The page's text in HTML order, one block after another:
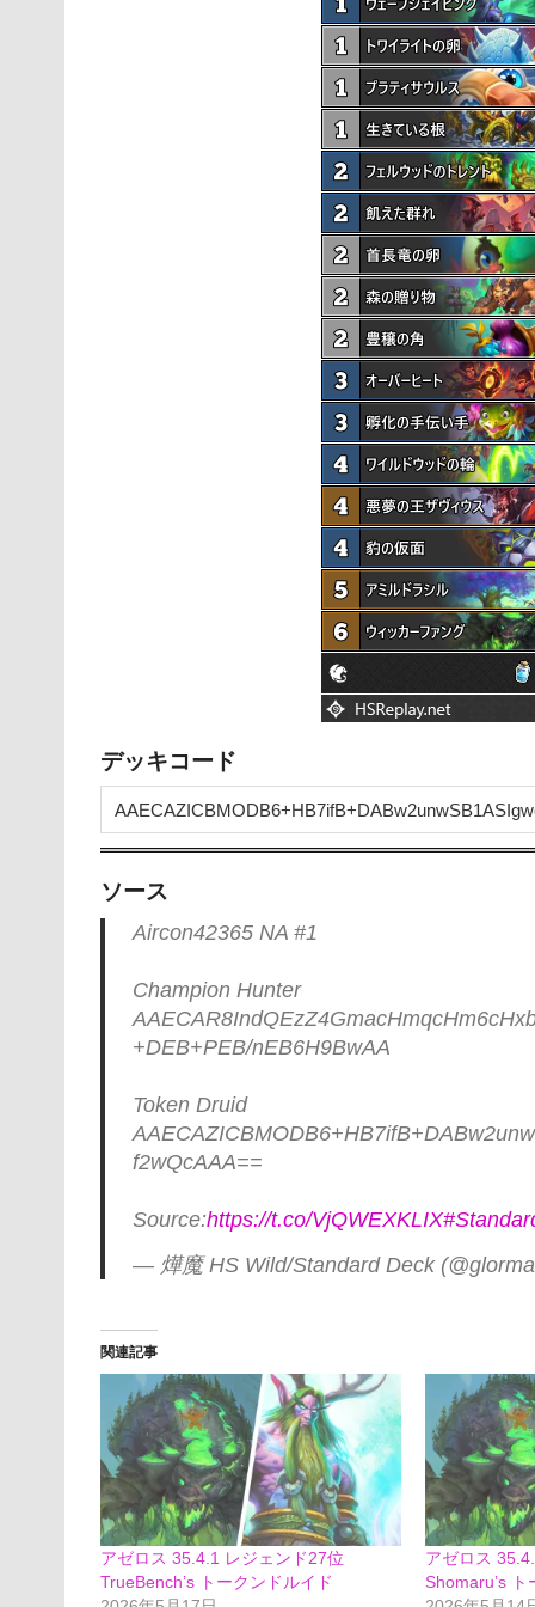
デッキコード
ソース
Aircon42365 NA #1
Champion Hunter
+DEB+PEB/nEB6H9BwAA
Token Druid
f2wQcAAA==
Source:https://t.co/VjQWEXKLIX
— 燁魔 HS Wild/Standard Deck
関連記事
アゼロス 35.4.1 レジェンド27位
TrueBench’s トークンドルイド
アゼロス
Shomaru’s